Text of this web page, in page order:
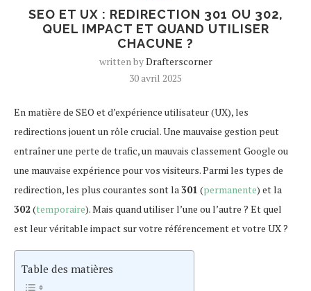
SEO ET UX : REDIRECTION 301 OU 302,
QUEL IMPACT ET QUAND UTILISER
CHACUNE ?
written byDrafterscorner
30 avril 2025
En matière de SEO et d’expérience utilisateur (UX), les
redirections jouent un rôle crucial. Une mauvaise gestion peut
entraîner une perte de trafic, un mauvais classement Google ou
une mauvaise expérience pour vos visiteurs. Parmi les types de
redirection, les plus courantes sont la 301 (permanente) et la
302(temporaire). Mais quand utiliser l’une ou l’autre ? Et quel
est leur véritable impact sur votre référencement et votre UX ?
Table des matières